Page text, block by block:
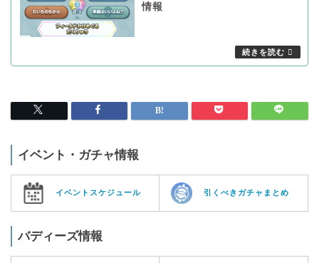
情報
イベント・ガチャ情報
イベントスケジュール 引くべきガチャまとめ
バディーズ情報